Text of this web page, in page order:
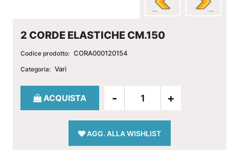
2 CORDE ELASTICHE CM.150
Codice prodotto: CORA000120154
Categoria: Vari
Quantità
ACQUISTA
AGG. ALLA WISHLIST